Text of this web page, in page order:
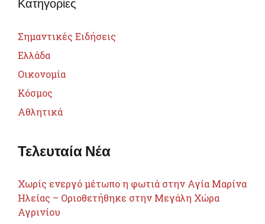
Κατηγορίες
Σημαντικές Ειδήσεις
Ελλάδα
Οικονομία
Κόσμος
Αθλητικά
Τελευταία Νέα
Χωρίς ενεργό μέτωπο η φωτιά στην Αγία Μαρίνα
Ηλείας – Οριοθετήθηκε στην Μεγάλη Χώρα
Αγρινίου